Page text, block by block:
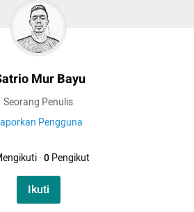
Mur Bayu
Seorang Penulis
Pengguna
·0Pengikut
Ikuti